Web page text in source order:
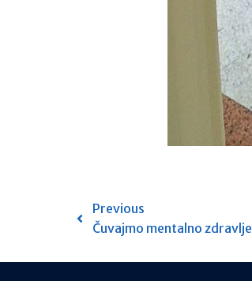
Previous
Čuvajmo mentalno zdravlje